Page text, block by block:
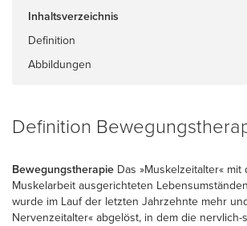
Inhaltsverzeichnis
Definition
Abbildungen
Definition
Bewegungstherapie Das »Muskelzeitalter«
Muskelarbeit ausgerichteten
wurde im Lauf der letzten Jahrzehnte mehr
Nervenzeitalter« abgelöst, in dem die nervlich-